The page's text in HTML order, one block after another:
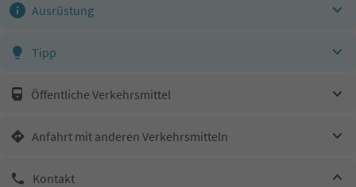
Ausrüstung
Tipp
Öffentliche Verkehrsmittel
Anfahrt mit anderen Verkehrsmitteln
Kontakt